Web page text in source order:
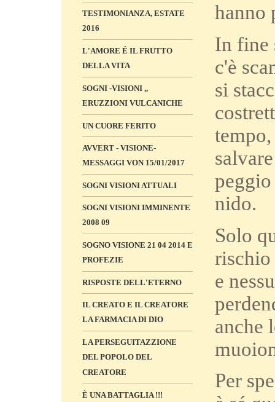
TESTIMONIANZA, ESTATE
2016
L'AMORE É IL FRUTTO
DELLA VITA
SOGNI -VISIONI „
ERUZZIONI VULCANICHE
UN CUORE FERITO
AVVERT - VISIONE-
MESSAGGI VON 15/01/2017
SOGNI VISIONI ATTUALI
SOGNI VISIONI IMMINENTE
2008 09
SOGNO VISIONE 21 04 2014 E
PROFEZIE
RISPOSTE DELL'ETERNO
IL CREATO E IL CREATORE
LA FARMACIA DI DIO
LA PERSEGUITAZZIONE
DEL POPOLO DEL
CREATORE
È UNA BATTAGLIA !!!
hanno
In fine
c'è
si
nido.
Solo
rischio
e
anche
Per